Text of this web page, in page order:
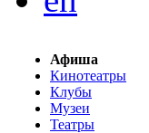
Афиша
Кинотеатры
Клубы
Музеи
Театры